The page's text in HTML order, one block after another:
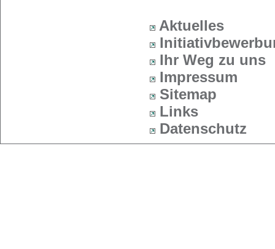
Aktuelles
Ihr Weg zu uns
Impressum
Sitemap
Links
Datenschutz